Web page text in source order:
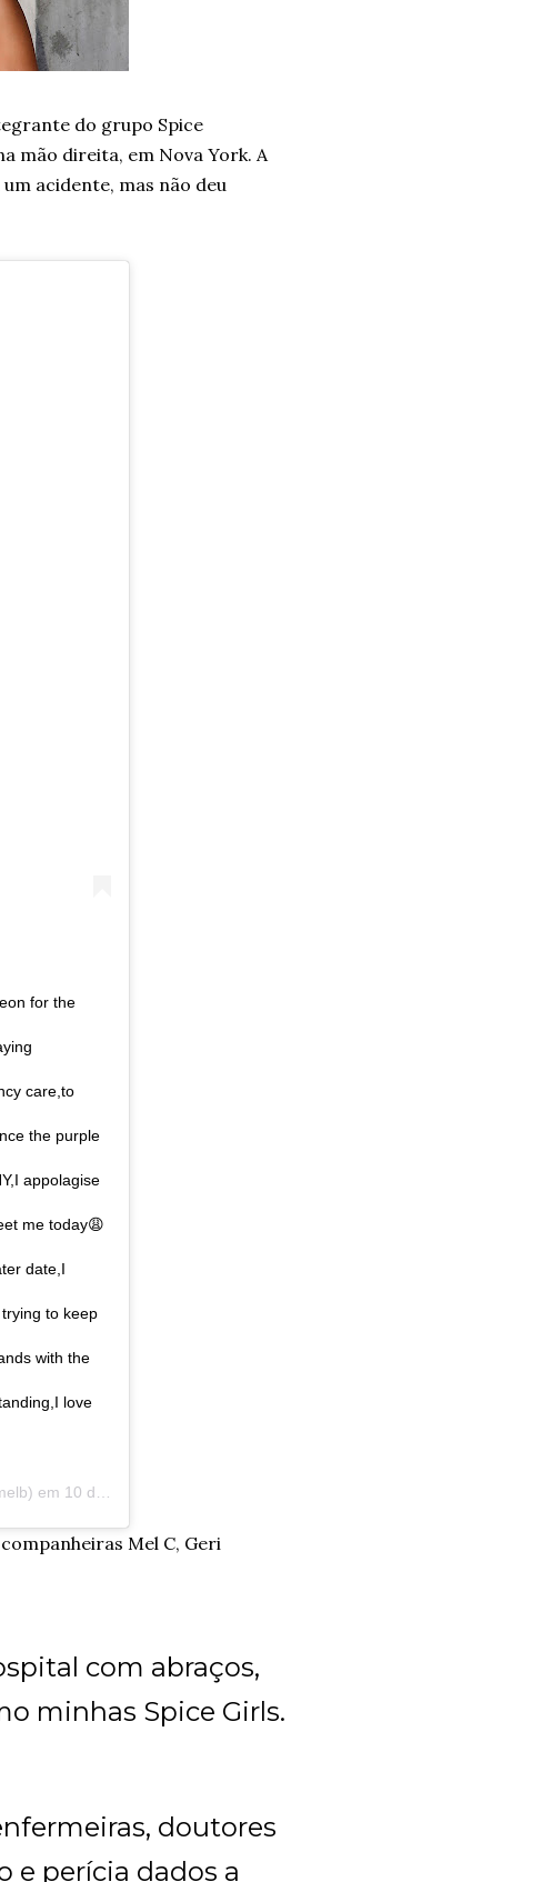
do grupo Spice
mão direita, em Nova York. A
acidente, mas não deu
for the
care,to
the purple
appolagise
me today😩
date,I
to keep
with the
love
em 10 de Dez, 2018 às 12:29 PST
Mel C, Geri
com abraços,
minhas Spice Girls.
doutores
e perícia dados a